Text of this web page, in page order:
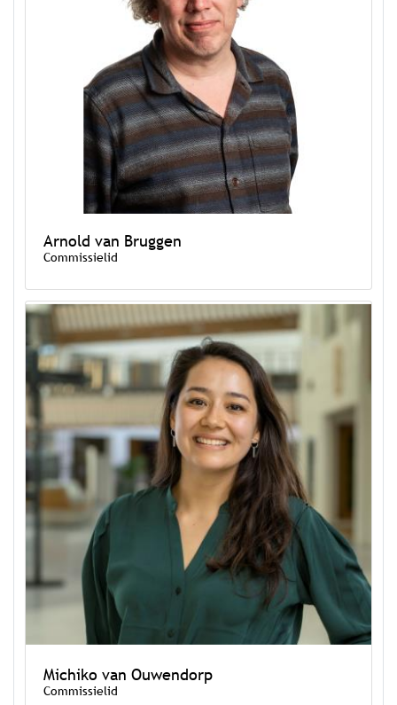
Arnold van Bruggen
Commissielid
Michiko van Ouwendorp
Commissielid